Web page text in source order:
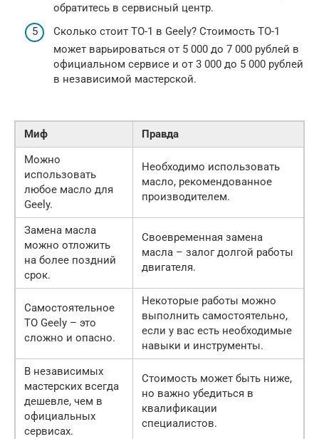
обратитесь в сервисный центр.
Сколько стоит ТО-1 в Geely? Стоимость ТО-1
может варьироваться от 5 000 до 7 000 рублей в
официальном сервисе и от 3 000 до 5 000 рублей
в независимой мастерской.
Миф
Правда
Можно
использовать
любое масло для
Geely.
Необходимо использовать
масло, рекомендованное
производителем.
Замена масла
можно отложить
на более поздний
срок.
Своевременная замена
масла – залог долгой работы
двигателя.
Самостоятельное
ТО Geely – это
сложно и опасно.
Некоторые работы можно
выполнить самостоятельно,
если у вас есть необходимые
навыки и инструменты.
В независимых
мастерских всегда
дешевле, чем в
официальных
сервисах.
Стоимость может быть ниже,
но важно убедиться в
квалификации
специалистов.